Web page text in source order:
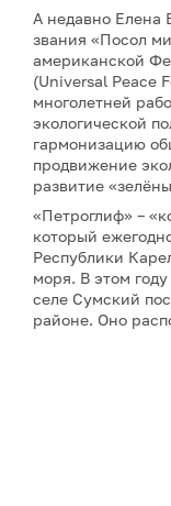
А недавно Елена
звания «Посол
американской
(Universal Peace
многолетней
экологической
гармонизацию
продвижение
развитие
«Петроглиф» –
который
Республики
моря. В этом
селе Сумский
районе. Оно